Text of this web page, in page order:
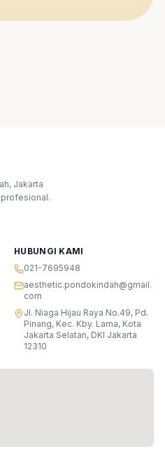
Jakarta
HUBUNGI KAMI
021-7695948
aesthetic.pondokindah@gmail.
com
Jl. Niaga Hijau Raya No.49, Pd.
Pinang, Kec. Kby. Lama, Kota
Jakarta Selatan, DKI Jakarta
12310